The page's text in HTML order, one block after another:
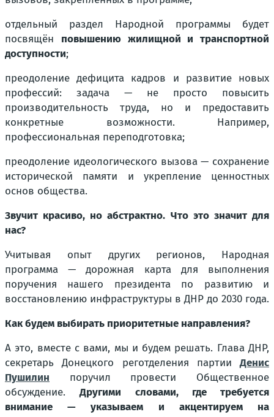
отдельный раздел Народной программы будет
посвящён повышению жилищной и транспортной
доступности;
преодоление дефицита кадров и развитие новых
профессий: задача — не просто повысить
производительность труда, но и предоставить
конкретные возможности. Например,
профессиональная переподготовка;
преодоление идеологического вызова — сохранение
исторической памяти и укрепление ценностных
основ общества.
Звучит красиво, но абстрактно. Что это значит для
нас?
Учитывая опыт других регионов, Народная
программа — дорожная карта для выполнения
поручения нашего президента по развитию и
восстановлению инфраструктуры в ДНР до 2030 года.
Как будем выбирать приоритетные направления?
А это, вместе с вами, мы и будем решать. Глава ДНР,
секретарь Донецкого реготделения партииДенис
Пушилин поручил провести Общественное
обсуждение.Другими словами, где требуется
внимание — указываем и акцентируем на